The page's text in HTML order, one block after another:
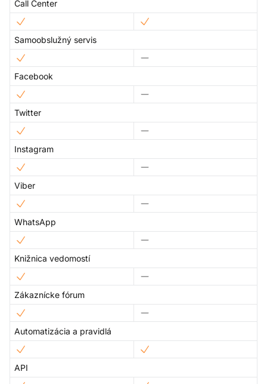
Call Center
Samoobslužný servis
Facebook
Twitter
Instagram
Viber
WhatsApp
Knižnica vedomostí
Zákaznícke fórum
Automatizácia a pravidlá
API